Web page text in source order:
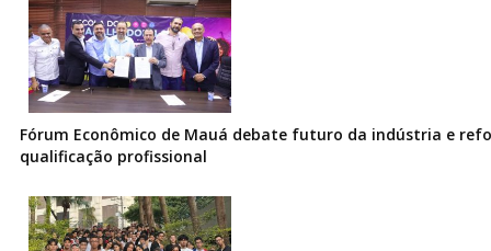
Fórum Econômico de Mauá debate futuro da indústria e
qualificação profissional